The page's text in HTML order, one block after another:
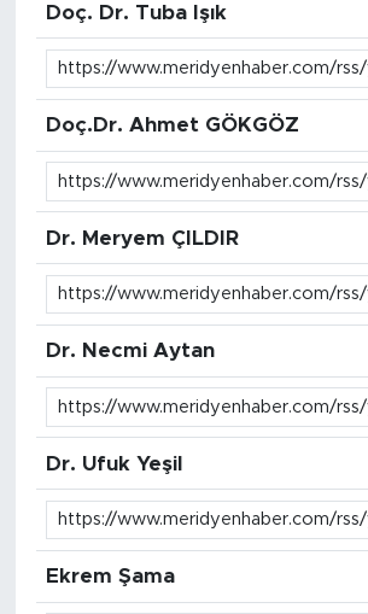
Doç. Dr. Tuba Işık
Doç.Dr. Ahmet GÖKGÖZ
Dr. Meryem ÇILDIR
Dr. Necmi Aytan
Dr. Ufuk Yeşil
Ekrem Şama